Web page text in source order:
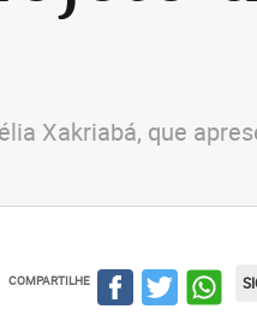
Xakriabá, que
COMPARTILHE